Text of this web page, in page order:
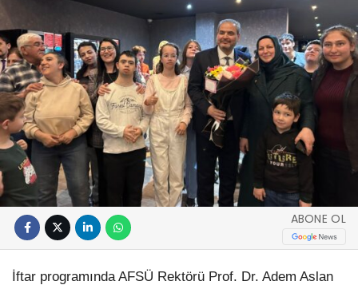
ABONE OL
İftar programında AFSÜ Rektörü Prof. Dr. Adem Aslan